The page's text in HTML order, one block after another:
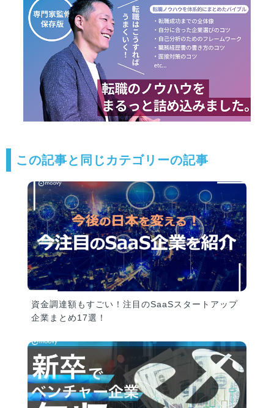
この記事と同じカテゴリーの記事
資金調達額もすごい！注目のSaaSスタートアップ
企業まとめ17選！